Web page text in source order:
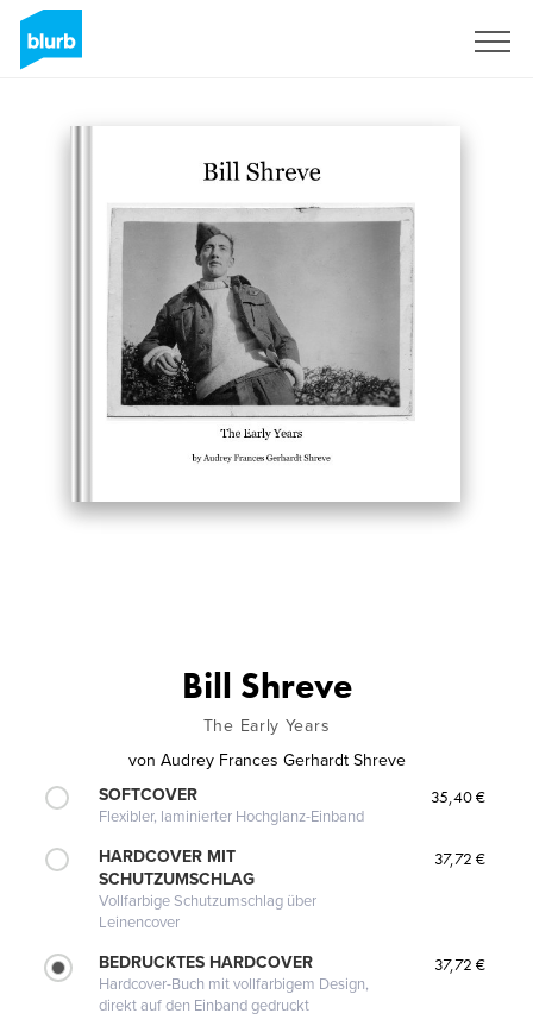
Bill Shreve
The Early Years
von Audrey Frances Gerhardt Shreve
SOFTCOVER
Flexibler, laminierter Hochglanz-Einband
35,40 €
HARDCOVER MIT
SCHUTZUMSCHLAG
Vollfarbige Schutzumschlag über
Leinencover
37,72 €
BEDRUCKTES HARDCOVER
Hardcover-Buch mit vollfarbigem Design,
direkt auf den Einband gedruckt
37,72 €